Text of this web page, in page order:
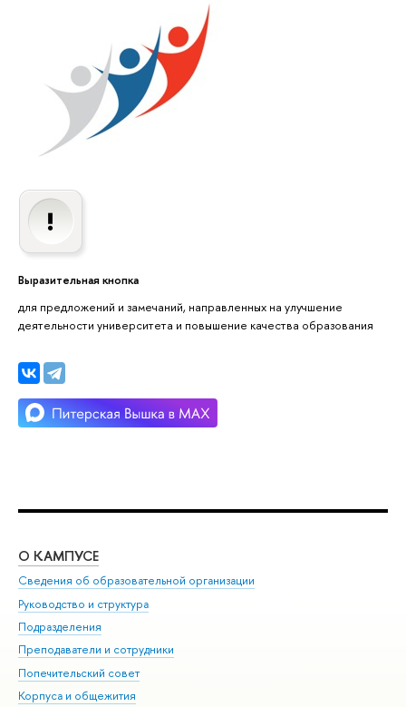
Выразительная кнопка
для предложений и замечаний, направленных на улучшение
деятельности университета и повышение качества образования
О КАМПУСЕ
Сведения об образовательной организации
Руководство и структура
Подразделения
Преподаватели и сотрудники
Попечительский совет
Корпуса и общежития